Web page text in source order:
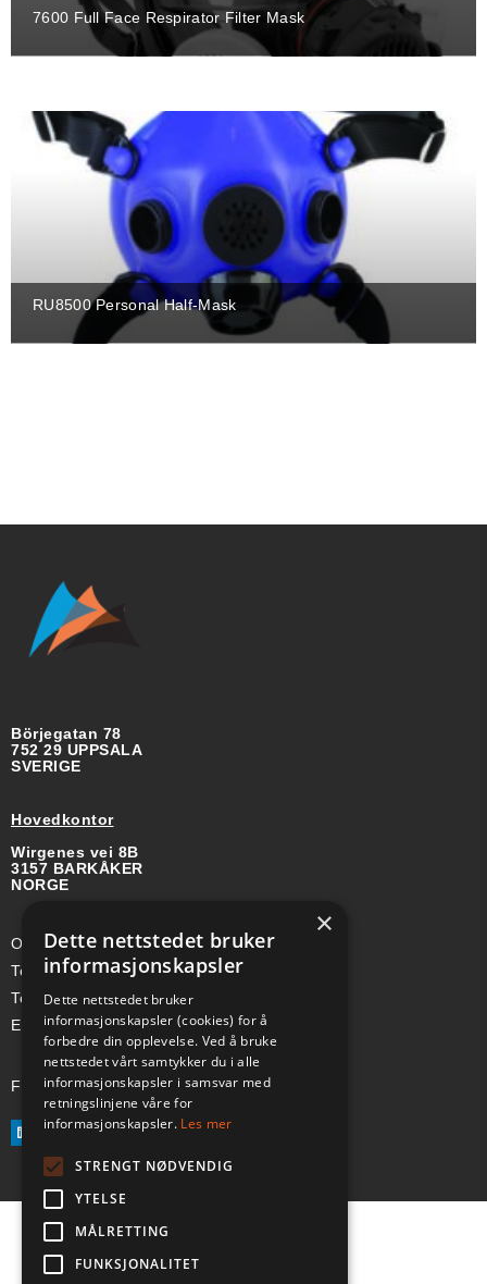
7600 Full Face Respirator Filter Mask
RU8500 Personal Half-Mask
Börjegatan 78
752 29 UPPSALA
SVERIGE
Hovedkontor
Wirgenes vei 8B
3157 BARKÅKER
NORGE
Org-nr: 985 958 203 MVA
Telefon (Nor): +47 334 50 910
Telefon (Swe): +46 70-748 08 19
E-post: sales@a-ss.net
Følg oss på:
×
Dette nettstedet bruker
informasjonskapsler
Dette nettstedet bruker
informasjonskapsler (cookies) for å
forbedre din opplevelse. Ved å bruke
nettstedet vårt samtykker du i alle
informasjonskapsler i samsvar med
retningslinjene våre for
informasjonskapsler. Les mer
STRENGT NØDVENDIG
YTELSE
MÅLRETTING
FUNKSJONALITET